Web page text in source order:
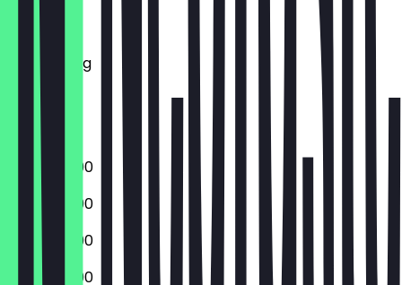
Dienstag
Mittwoch
Donnerstag
Freitag
Samstag
Sonntag
10:30 - 20:00
10:30 - 20:00
10:30 - 20:00
10:30 - 20:00